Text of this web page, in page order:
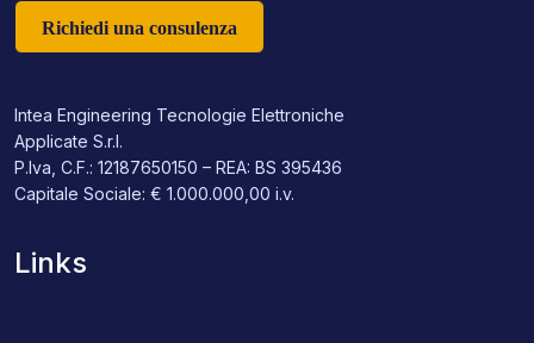
Richiedi una consulenza
Intea Engineering Tecnologie Elettroniche
Applicate S.r.l.
P.Iva, C.F.: 12187650150 – REA: BS 395436
Capitale Sociale: € 1.000.000,00 i.v.
Links